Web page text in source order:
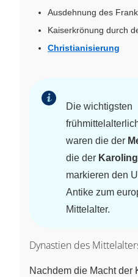
Ausdehnung des
Kaiserkrönung durch
Christianisierung
Die wichtigsten
waren die der
die der
markieren den
Antike zum
Mittelalter.
Dynastien des
Nachdem die Macht der